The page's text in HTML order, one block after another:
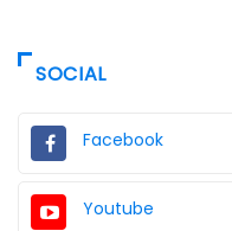
SOCIAL
Facebook
Youtube